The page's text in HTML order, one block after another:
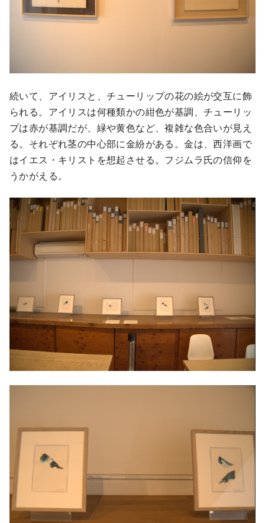
続いて、アイリスと、チューリップの花の絵が交互に飾
られる。アイリスは何種類かの紺色が基調、チューリッ
プは赤が基調だが、緑や黄色など、複雑な色合いが見え
る。それぞれ茎の中心部に金紛がある。金は、西洋画で
はイエス・キリストを想起させる。フジムラ氏の信仰を
うかがえる。